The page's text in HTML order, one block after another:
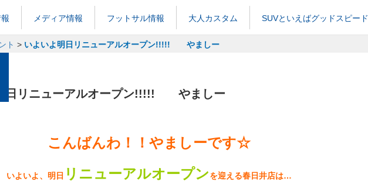
メディア情報 フットサル情報 大人カスタム SUVといえばグッドスピード
ト > いよいよ明日リニューアルオープン!!!!! やましー
日リニューアルオープン!!!!! やましー
こんばんわ！！やましーです☆
いよいよ、明日 リニューアルオープンを迎える春日井店は…